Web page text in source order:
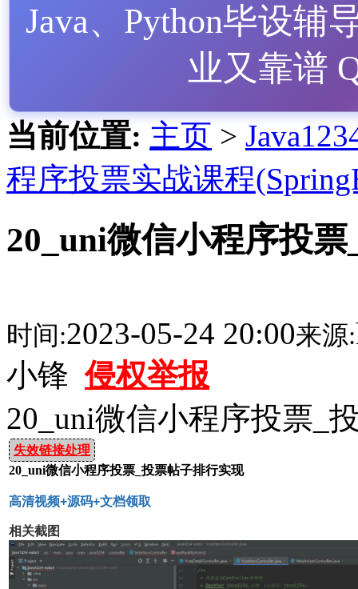
Java、Python毕设辅
业又靠谱
当前位置: 主页 >
程序投票实战课程
20_uni微信小程序投
时间:2023-05-24 20:00来源:
小锋侵权举报
20_uni微信小程序投票_
失效链接处理
20_uni微信小程序投票_投票帖子排行实现
高清视频+源码+文档领取
相关截图